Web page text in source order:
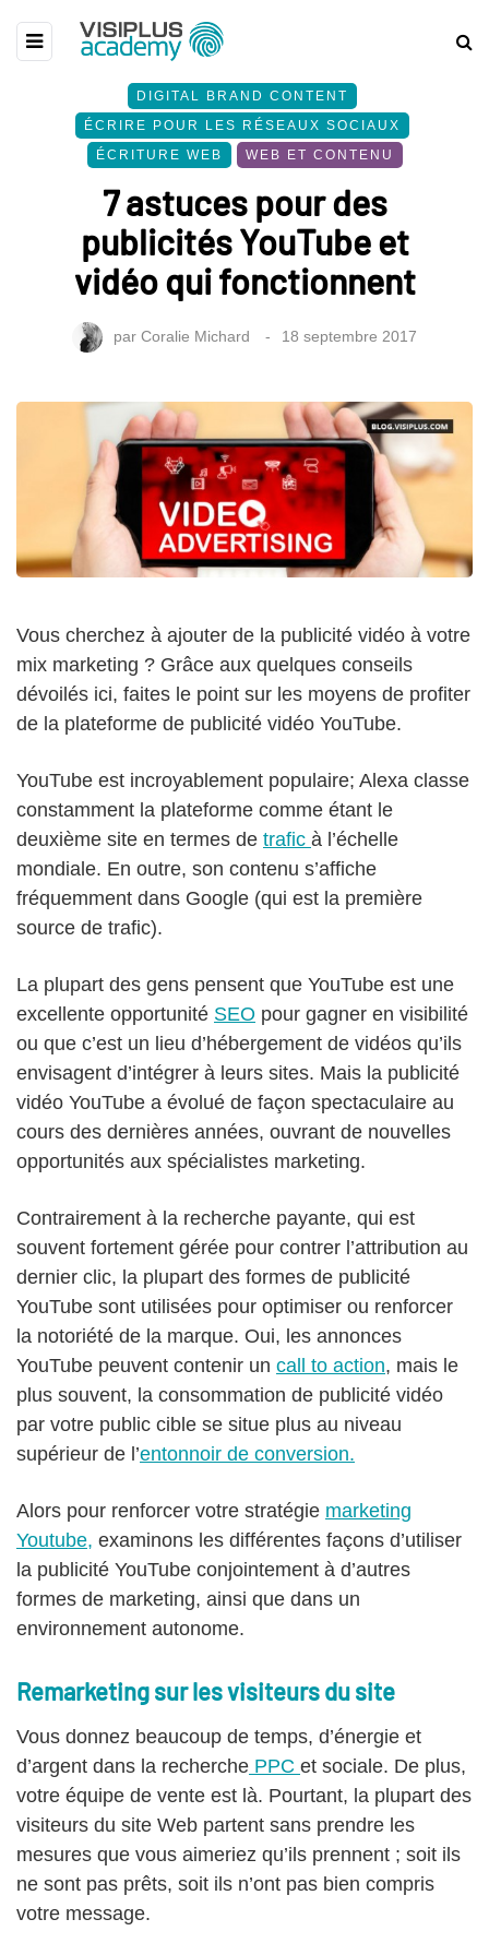
DIGITAL BRAND CONTENT
ÉCRIRE POUR LES RÉSEAUX SOCIAUX
ÉCRITURE WEB
WEB ET CONTENU
7 astuces pour des
publicités YouTube et
vidéo qui fonctionnent
par Coralie Michard 18 septembre 2017
Vous cherchez à ajouter de la publicité vidéo à votre
mix marketing ? Grâce aux quelques conseils
dévoilés ici, faites le point sur les moyens de profiter
de la plateforme de publicité vidéo YouTube.
YouTube est incroyablement populaire; Alexa classe
constamment la plateforme comme étant le
deuxième site en termes de trafic à l’échelle
mondiale. En outre, son contenu s’affiche
fréquemment dans Google (qui est la première
source de trafic).
La plupart des gens pensent que YouTube est une
excellente opportunité SEO pour gagner en visibilité
ou que c’est un lieu d’hébergement de vidéos qu’ils
envisagent d’intégrer à leurs sites. Mais la publicité
vidéo YouTube a évolué de façon spectaculaire au
cours des dernières années, ouvrant de nouvelles
opportunités aux spécialistes marketing.
Contrairement à la recherche payante, qui est
souvent fortement gérée pour contrer l’attribution au
dernier clic, la plupart des formes de publicité
YouTube sont utilisées pour optimiser ou renforcer
la notoriété de la marque. Oui, les annonces
YouTube peuvent contenir un call to action, mais le
plus souvent, la consommation de publicité vidéo
par votre public cible se situe plus au niveau
supérieur de l’entonnoir de conversion.
Alors pour renforcer votre stratégie marketing
Youtube, examinons les différentes façons d’utiliser
la publicité YouTube conjointement à d’autres
formes de marketing, ainsi que dans un
environnement autonome.
Remarketing sur les visiteurs du site
Vous donnez beaucoup de temps, d’énergie et
d’argent dans la recherche PPC et sociale. De plus,
votre équipe de vente est là. Pourtant, la plupart des
visiteurs du site Web partent sans prendre les
mesures que vous aimeriez qu’ils prennent ; soit ils
ne sont pas prêts, soit ils n’ont pas bien compris
votre message.